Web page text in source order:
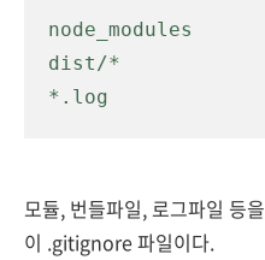
dist/*
*.log
모듈, 번들파일, 로그파일 등을
이 .gitignore 파일이다.